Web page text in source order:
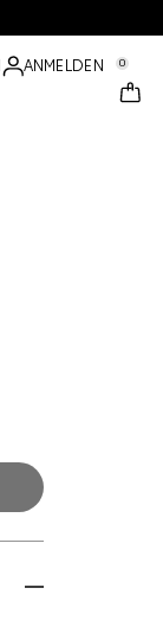
ANMELDEN 0